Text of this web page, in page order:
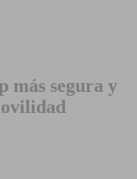
más segura y